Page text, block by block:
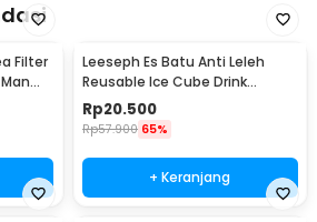
Filter
Leeseph Es Batu Anti Leleh
Reusable Ice Cube Drink
Stainless Steel 304 4 PCS -
W0043
Rp20.500
Rp57.900 65%
+ Keranjang